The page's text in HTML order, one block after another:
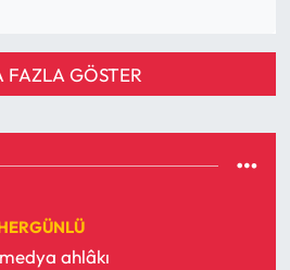
FAZLA GÖSTER
ahlâkı